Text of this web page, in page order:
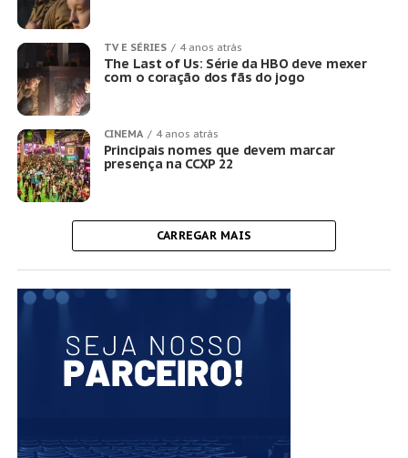
TV E SÉRIES 4 anos atrás
The Last of Us: Série da HBO deve mexer
com o coração dos fãs do jogo
CINEMA 4 anos atrás
Principais nomes que devem marcar
presença na CCXP 22
CARREGAR MAIS